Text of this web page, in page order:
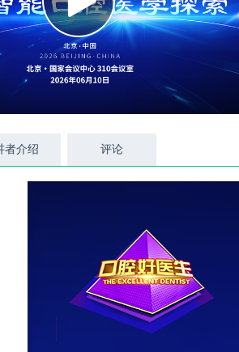
者介绍 评论